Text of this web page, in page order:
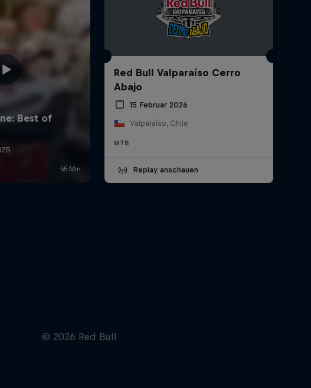
Red Bull Valparaíso Cerro
Abajo
15 Februar 2026
Valparaíso, Chile
MTB
Replay anschauen